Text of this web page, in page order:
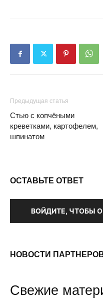
Предыдущая статья
Стью с копчёными
креветками, картофелем,
шпинатом
ОСТАВЬТЕ ОТВЕТ
ВОЙДИТЕ, ЧТОБЫ
НОВОСТИ
Свежие